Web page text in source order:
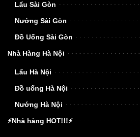
Lẩu Sài Gòn
Nướng Sài Gòn
Đồ Uống Sài Gòn
Nhà Hàng Hà Nội
Lẩu Hà Nội
Đồ uống Hà Nội
Nướng Hà Nội
⚡Nhà hàng HOT!!!⚡